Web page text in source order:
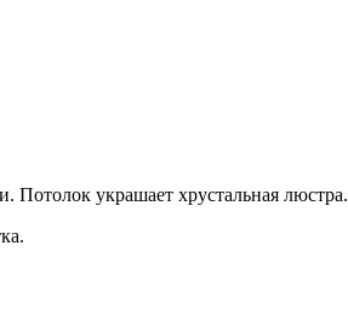
украшает хрустальная люстра.